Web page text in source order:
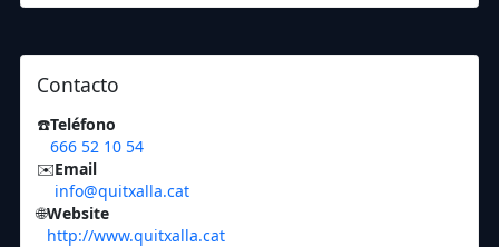
Contacto
☎️Teléfono
666 52 10 54
✉️Email
info@quitxalla.cat
🌐Website
http://www.quitxalla.cat